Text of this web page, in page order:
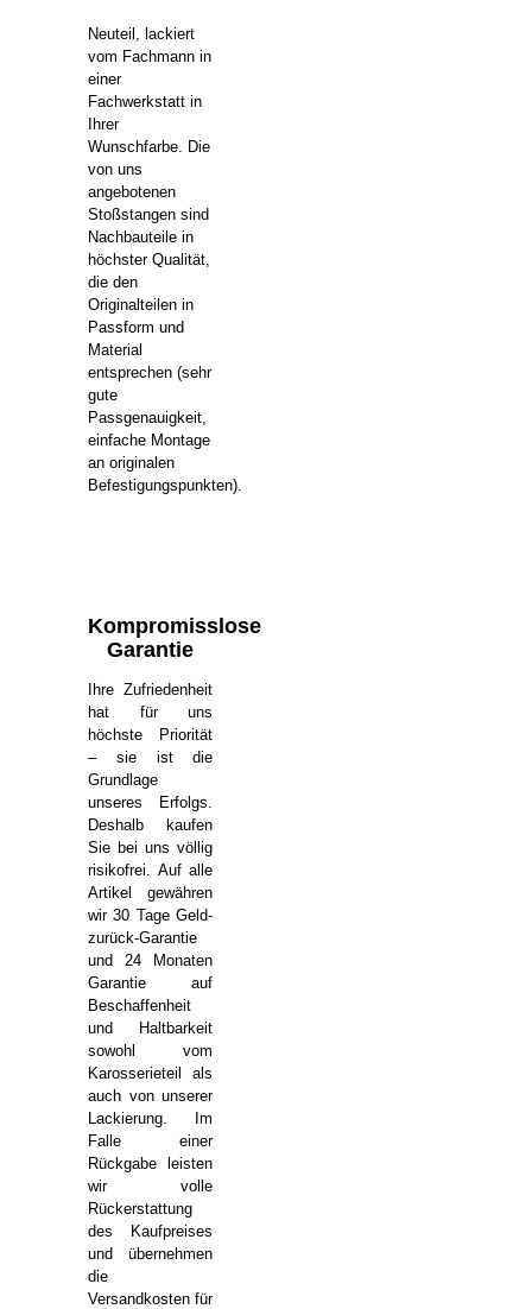
Neuteil, lackiert
vom Fachmann in
einer
Fachwerkstatt in
Ihrer
Wunschfarbe. Die
von uns
angebotenen
Stoßstangen sind
Nachbauteile in
höchster Qualität,
die den
Originalteilen in
Passform und
Material
entsprechen (sehr
gute
Passgenauigkeit,
einfache Montage
an originalen
Befestigungspunkten).
Kompromisslose
Garantie
Ihre Zufriedenheit
hat für uns
höchste Priorität
– sie ist die
Grundlage
unseres Erfolgs.
Deshalb kaufen
Sie bei uns völlig
risikofrei. Auf alle
Artikel gewähren
wir 30 Tage Geld-
zurück-Garantie
und 24 Monaten
Garantie auf
Beschaffenheit
und Haltbarkeit
sowohl vom
Karosserieteil als
auch von unserer
Lackierung. Im
Falle einer
Rückgabe leisten
wir volle
Rückerstattung
des Kaufpreises
und übernehmen
die
Versandkosten für